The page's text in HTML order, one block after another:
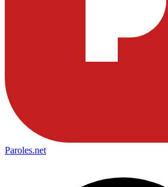
Paroles.net